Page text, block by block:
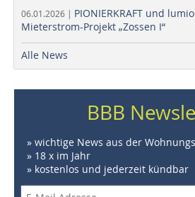
06.01.2026 | PIONIERKRAFT und
Mieterstrom-Projekt „Zossen I“
Alle News
BBB
» wichtige News aus der
» 18 x im Jahr
» kostenlos und jederzeit kündbar